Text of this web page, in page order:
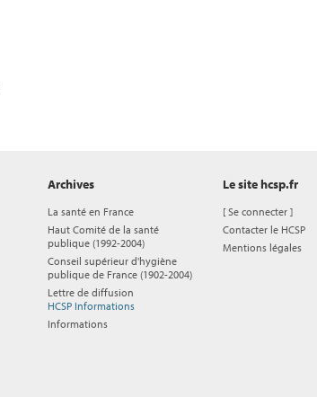
Archives
La santé en France
Haut Comité de la santé
publique (1992-2004)
Conseil supérieur d'hygiène
publique de France (1902-2004)
Lettre de diffusion
HCSP Informations
Informations
Le site hcsp.fr
[Se connecter ]
Contacter le HCSP
Mentions légales